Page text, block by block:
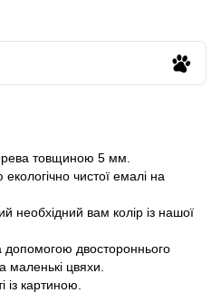
товщиною 5 мм.
чистої емалі на
необхідний вам колір із нашої
допомогою двостороннього
маленькі цвяхи.
із картиною.